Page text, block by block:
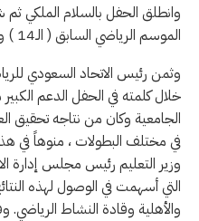
وانطلق الحفل بالسلام الملكي
الموسم الرياضي السابق ( الـ14 ) ونتائج مؤشر الأداء للجامعات.
وثمن رئيس الاتحاد السعودي
خلال كلمته في الحفل الدعم
الجامعية وكان من نتاجه تحقيق
في مختلف البطولات ، منوهاً في
وزير التعليم رئيس مجلس إدارة
التي أسهمت في الوصول لهذه
والأهلية وقادة النشاط الرياضي. وفق